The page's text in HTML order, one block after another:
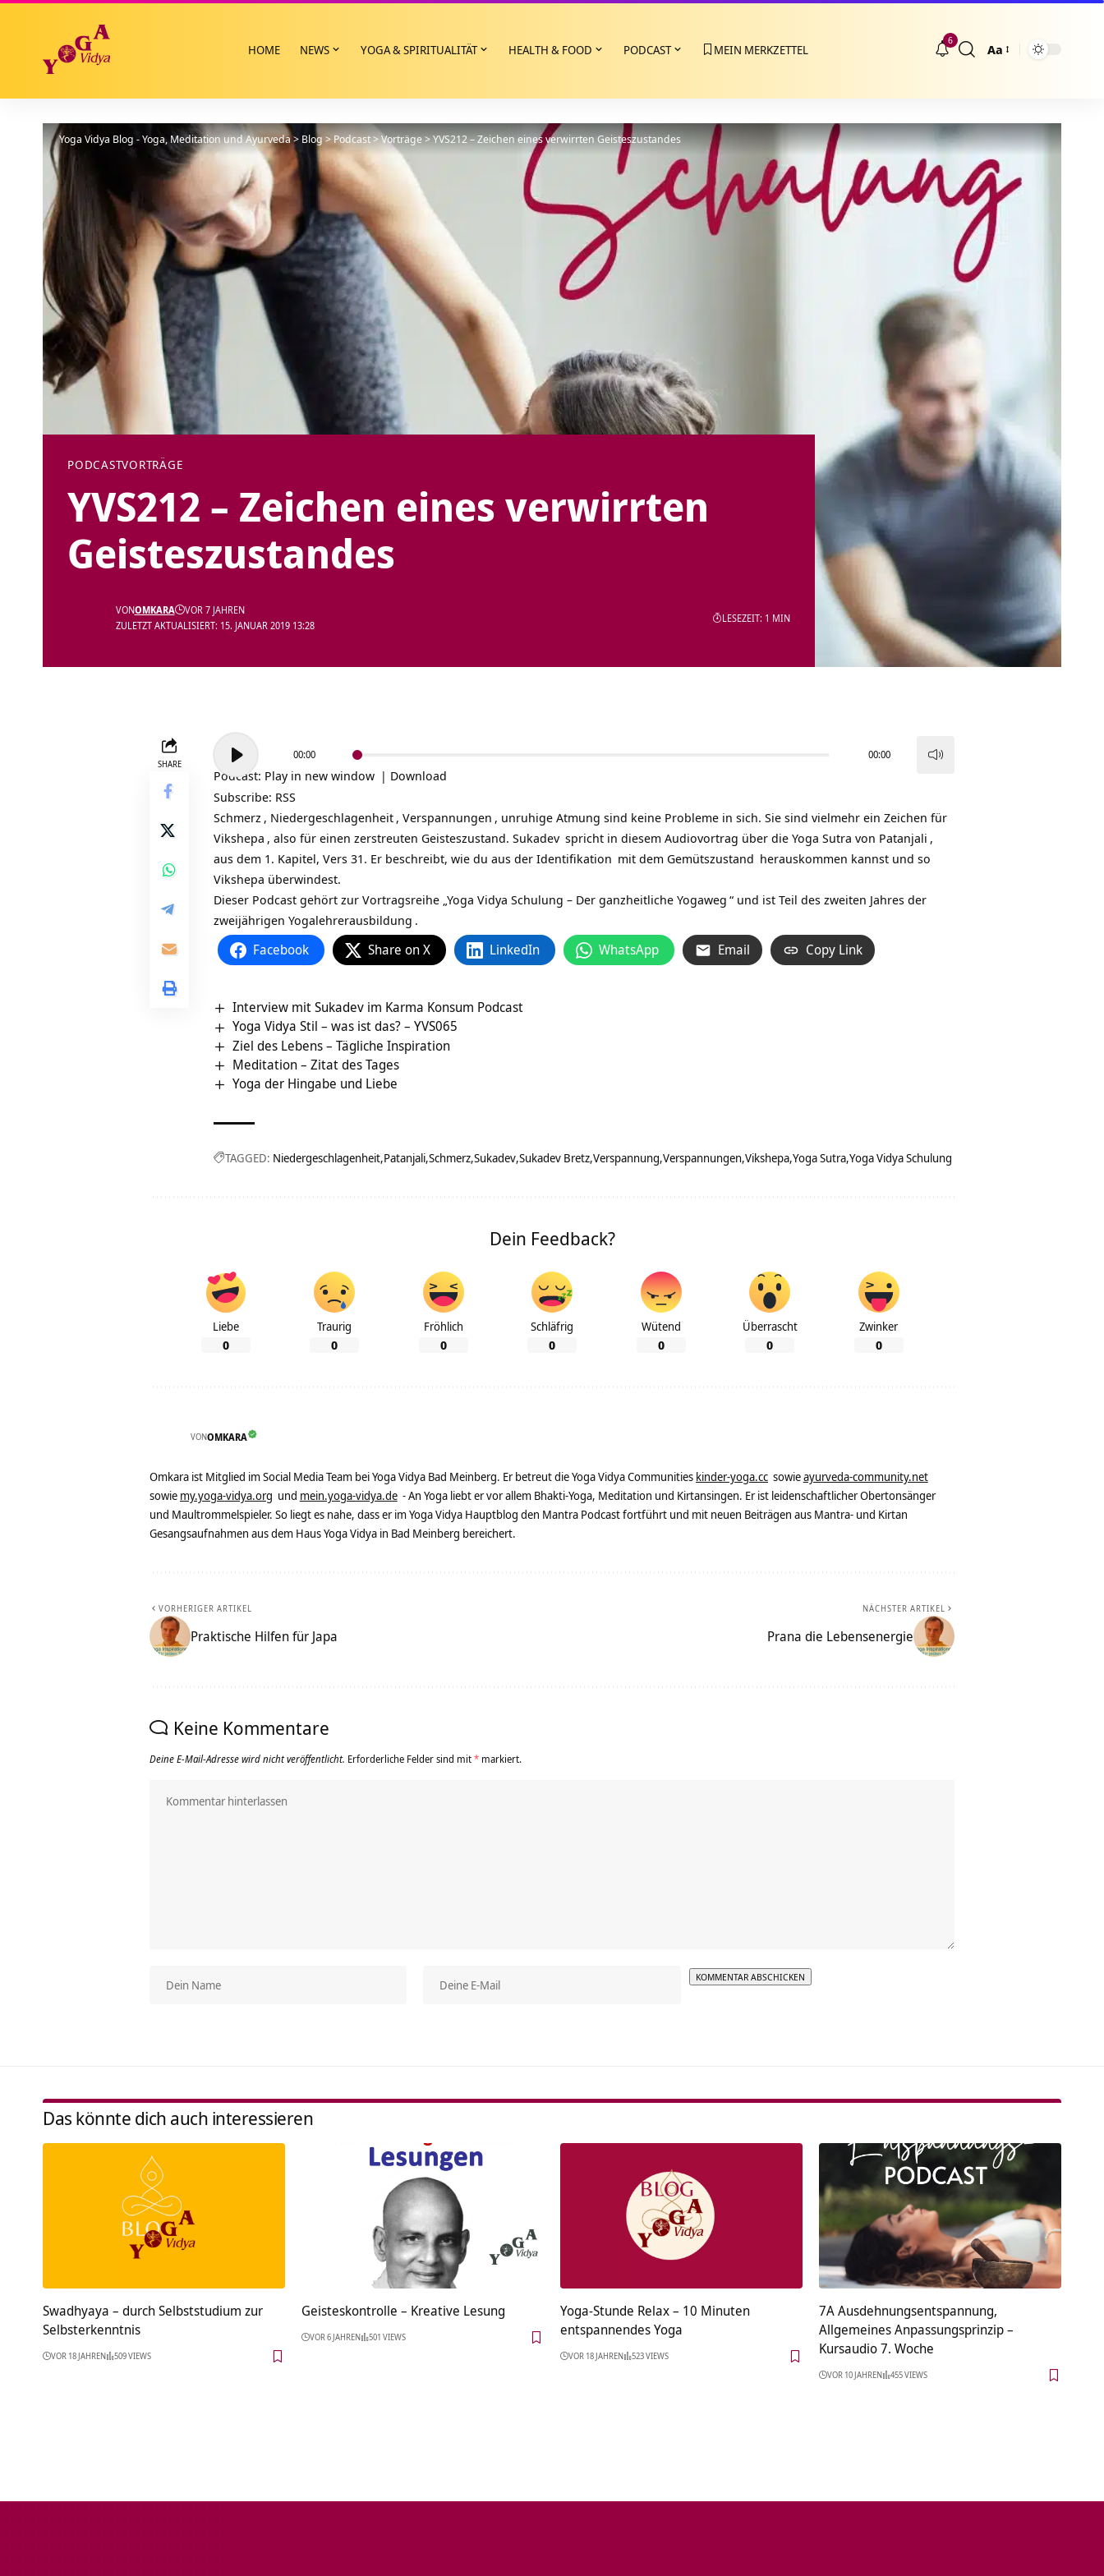
HOME NEWS YOGA & SPIRITUALITÄT HEALTH & FOOD PODCAST MEIN MERKZETTEL
6
Größenänderung
Aa
Yoga Vidya Blog - Yoga, Meditation und Ayurveda> Blog > Podcast>Vorträge>YVS212 – Zeichen eines verwirrten Geisteszustandes
PODCASTVORTRÄGE
YVS212 – Zeichen eines verwirrten
Geisteszustandes
ZULETZT AKTUALISIERT: 15. JANUAR 2019 13:28
VONOMKARA VOR 7 JAHREN
LESEZEIT: 1 MIN
SHARE
Audio-
Player
00:00 00:00
Podcast: Play in new window | Download
Subscribe: RSS
Schmerz , Niedergeschlagenheit , Verspannungen , unruhige Atmung sind keine Probleme in sich. Sie sind vielmehr ein Zeichen für
Vikshepa , also für einen zerstreuten Geisteszustand. Sukadev spricht in diesem Audiovortrag über die Yoga Sutra von Patanjali ,
aus dem 1. Kapitel, Vers 31. Er beschreibt, wie du aus der Identifikation mit dem Gemütszustand herauskommen kannst und so
Vikshepa überwindest.
Dieser Podcast gehört zur Vortragsreihe „Yoga Vidya Schulung – Der ganzheitliche Yogaweg “ und ist Teil des zweiten Jahres der
zweijährigen Yogalehrerausbildung .
Facebook Share on X LinkedIn WhatsApp Email Copy Link
Interview mit Sukadev im Karma Konsum Podcast
Yoga Vidya Stil – was ist das? – YVS065
Ziel des Lebens – Tägliche Inspiration
Meditation – Zitat des Tages
Yoga der Hingabe und Liebe
TAGGED: Niedergeschlagenheit Patanjali Schmerz Sukadev Sukadev Bretz Verspannung Verspannungen Vikshepa Yoga Sutra Yoga Vidya Schulung
Dein Feedback?
Liebe
0
Traurig
0
Fröhlich
0
Schläfrig
0
Wütend
0
Überrascht
0
Zwinker
0
VONOMKARA
Omkara ist Mitglied im Social Media Team bei Yoga Vidya Bad Meinberg. Er betreut die Yoga Vidya Communities kinder-yoga.cc sowieayurveda-community.net
sowie my.yoga-vidya.org und mein.yoga-vidya.de - An Yoga liebt er vor allem Bhakti-Yoga, Meditation und Kirtansingen. Er ist leidenschaftlicher Obertonsänger
und Maultrommelspieler. So liegt es nahe, dass er im Yoga Vidya Hauptblog den Mantra Podcast fortführt und mit neuen Beiträgen aus Mantra- und Kirtan
Gesangsaufnahmen aus dem Haus Yoga Vidya in Bad Meinberg bereichert.
VORHERIGER ARTIKEL
Praktische Hilfen für Japa
NÄCHSTER ARTIKEL
Prana die Lebensenergie
Keine Kommentare
Deine E-Mail-Adresse wird nicht veröffentlicht. Erforderliche Felder sind mit* markiert.
Das könnte dich auch interessieren
Swadhyaya – durch Selbststudium zur
Selbsterkenntnis
VOR 18 JAHREN 509 VIEWS
Geisteskontrolle – Kreative Lesung
VOR 6 JAHREN 501 VIEWS
Yoga-Stunde Relax – 10 Minuten
entspannendes Yoga
VOR 18 JAHREN 523 VIEWS
7A Ausdehnungsentspannung,
Allgemeines Anpassungsprinzip –
Kursaudio 7. Woche
VOR 10 JAHREN 455 VIEWS